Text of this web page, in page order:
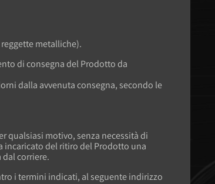
metalliche).
di consegna del Prodotto da
dalla avvenuta consegna, secondo le
qualsiasi motivo, senza necessità di
incaricato del ritiro del Prodotto una
corriere.
i termini indicati, al seguente indirizzo